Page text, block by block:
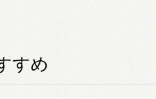
すめ